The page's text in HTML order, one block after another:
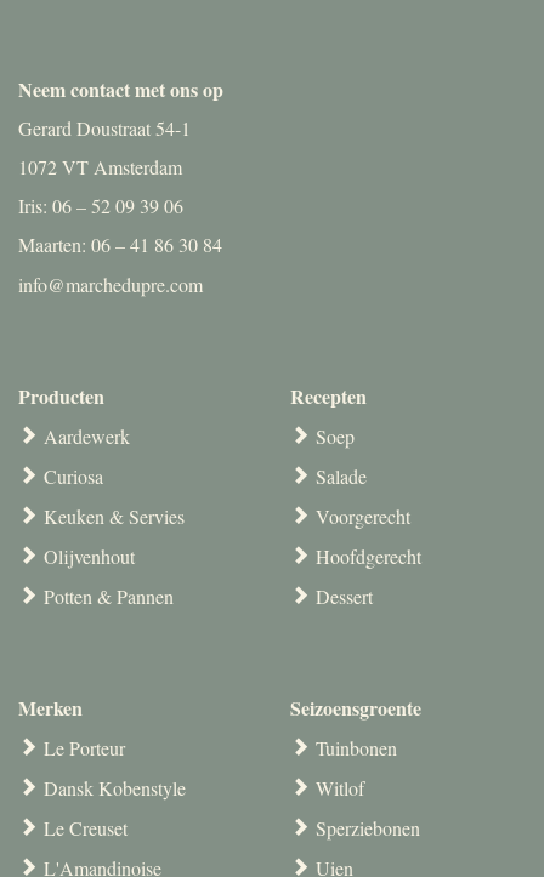
Neem contact met ons op
Gerard Doustraat 54-1
1072 VT Amsterdam
Iris: 06 – 52 09 39 06
Maarten: 06 – 41 86 30 84
info@marchedupre.com
Producten
Aardewerk
Curiosa
Keuken & Servies
Olijvenhout
Potten & Pannen
Merken
Le Porteur
Dansk Kobenstyle
Le Creuset
L'Amandinoise
Recepten
Soep
Salade
Voorgerecht
Hoofdgerecht
Dessert
Seizoensgroente
Tuinbonen
Witlof
Sperziebonen
Uien